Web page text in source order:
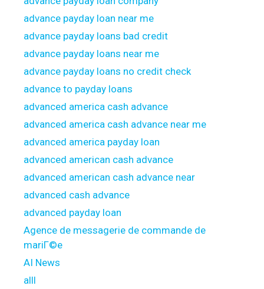
advance payday loan near me
advance payday loans bad credit
advance payday loans near me
advance payday loans no credit check
advance to payday loans
advanced america cash advance
advanced america cash advance near me
advanced america payday loan
advanced american cash advance
advanced american cash advance near
advanced cash advance
advanced payday loan
Agence de messagerie de commande de
mariГ©e
AI News
alll